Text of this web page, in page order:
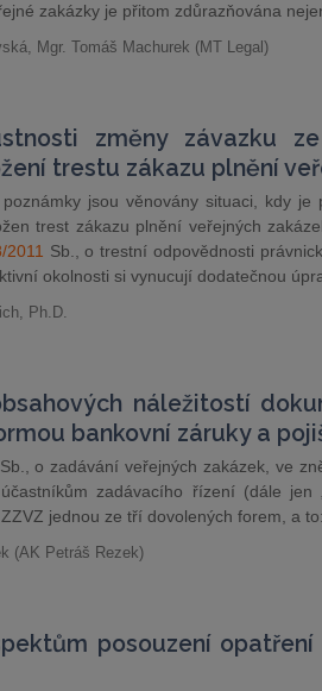
zakázky je přitom zdůrazňována
Mgr. Tomáš Machurek (MT Legal)
změny závazku
trestu zákazu plnění
jsou věnovány situaci, kdy je
trest zákazu plnění veřejných
2011 Sb., o trestní odpovědnosti
okolnosti si vynucují dodatečnou
Ph.D.
náležitostí
bankovní záruky a
Sb., o zadávání veřejných zakázek, ve
účastníkům zadávacího řízení (dále jen
jednou ze tří dovolených forem, a to:
(AK Petráš Rezek)
posouzení